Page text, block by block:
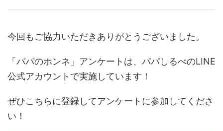
今回もご協力いただきありがとうございました。
「パパのホンネ」アンケートは、パパしるべのLINE
公式アカウントで実施しています！
ぜひこちらに登録してアンケートに参加してくださ
い！